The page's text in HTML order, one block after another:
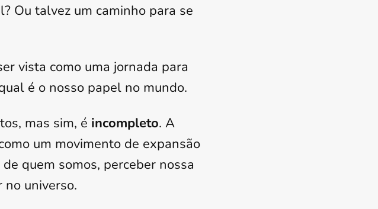
Ou talvez um caminho para se
vista como uma jornada para
é o nosso papel no mundo.
mas sim, é incompleto. A
um movimento de expansão
quem somos, perceber nossa
no universo.